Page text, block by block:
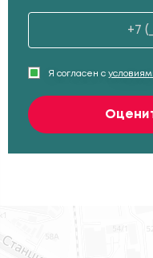
Я согласен с